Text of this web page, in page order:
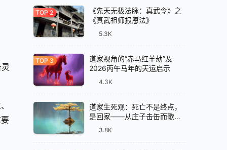
《先天无极法脉：真武令》之
《真武祖师报恩法》
5.3K
道家视角的“赤马红羊劫”及
2026丙午马年的天运启示
4.3K
道家生死观：死亡不是终点，
是回家——从庄子击缶而歌说
3.8K